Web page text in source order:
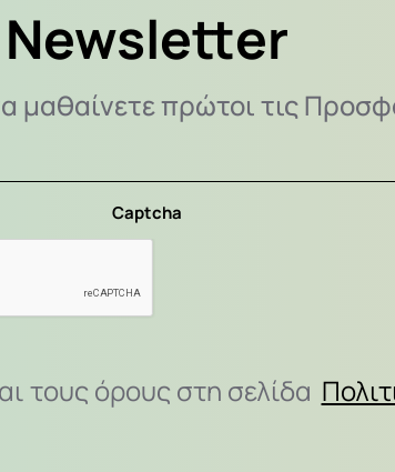
Newsletter
μαθαίνετε πρώτοι τις
Captcha
τους όρους στη σελίδα